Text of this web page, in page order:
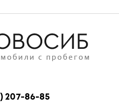
207-86-85